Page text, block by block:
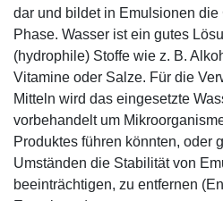
dar und bildet in Emulsionen
Phase. Wasser ist ein gutes
(hydrophile) Stoffe wie z. B.
Vitamine oder Salze. Für die
Mitteln wird das eingesetzte
vorbehandelt um
Produktes führen könnten, oder
Umständen die Stabilität von
beeinträchtigen, zu entfernen